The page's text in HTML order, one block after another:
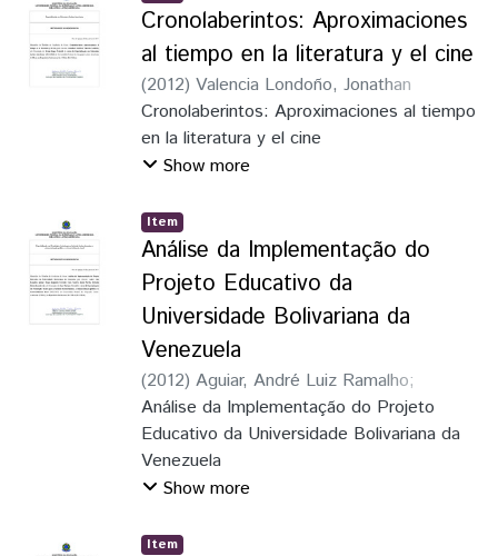
resultados monstram que Biodigestor de
Fluxo Ascendente apresentou rendimento
superior na produção de biogás, mas com
capacidade de remoção de sólidos inferior
à encontrada em outros modelos de
biodigestores. Entretanto, o biodigestor
operado com excesso de lodo na câmara
de biodigestão e tempo de rentenção
hidráulico reduzido.
Cronolaberintos: Aproximaciones
al tiempo en la literatura y el cine
(2012) Valencia Londoño, Jonathan
Asdrúbal;López Petzoldt, Bruno
Cronolaberintos: Aproximaciones al tiempo
en la literatura y el cine
Show more
Item
Análise da Implementação do
Projeto Educativo da
Universidade Bolivariana da
Venezuela
(2012) Aguiar, André Luiz Ramalho;
Corrales Caro, Diego Alejandro;Narita,
Sandra Akemi ;Kazmierski, Sylvania Iluska
Fressoli, Juan Mariano
Análise da Implementação do Projeto
Educativo da Universidade Bolivariana da
Venezuela
Show more
Item